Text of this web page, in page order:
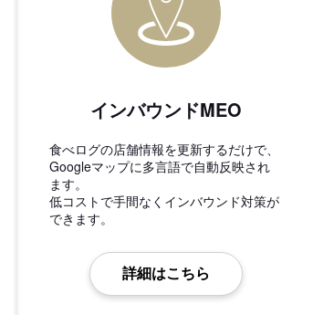
インバウンドMEO
食べログの店舗情報を更新するだけで、
Googleマップに多言語で自動反映され
ます。
低コストで手間なくインバウンド対策が
できます。
詳細はこちら